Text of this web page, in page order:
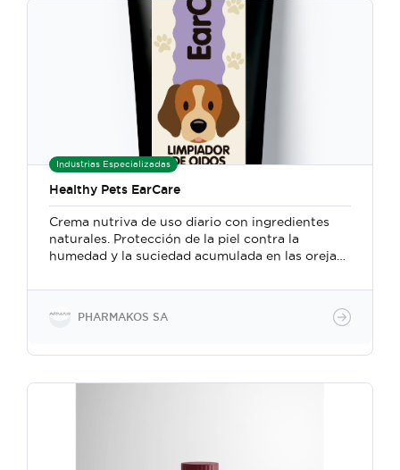
Industrias Especializadas
Healthy Pets EarCare
Crema nutriva de uso diario con ingredientes
naturales. Protección de la piel contra la
humedad y la suciedad acumulada en las orejas.
fúngicas en las orejas de las mascotas.
PHARMAKOS SA